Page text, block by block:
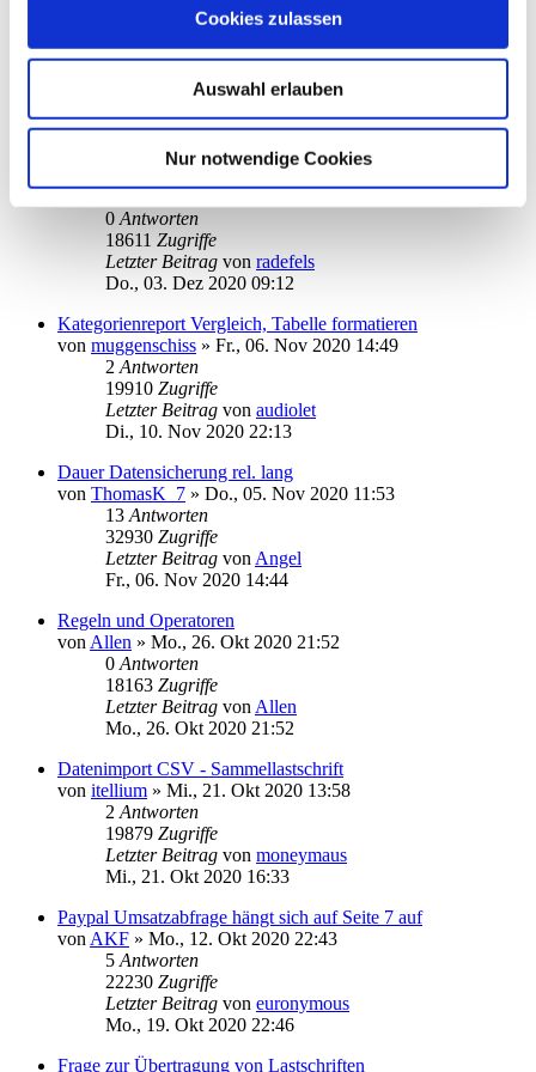
Cookies zulassen
Auswahl erlauben
Nur notwendige Cookies
Starmoney und Steuertipps
vonFamTap»Do., 03. Dez 2020 13:37
Zugriffe
Letzter BeitragvonFamTap
Fr., 04. Dez 2020 12:55
0 Antworten
18611 Zugriffe
Letzter Beitrag von radefels
Do., 03. Dez 2020 09:12
Kategorienreport Vergleich, Tabelle formatieren
von muggenschiss » Fr., 06. Nov 2020 14:49
2 Antworten
19910 Zugriffe
Letzter Beitrag von audiolet
Di., 10. Nov 2020 22:13
Dauer Datensicherung rel. lang
von ThomasK_7 » Do., 05. Nov 2020 11:53
13 Antworten
32930 Zugriffe
Letzter Beitrag von Angel
Fr., 06. Nov 2020 14:44
Regeln und Operatoren
von Allen » Mo., 26. Okt 2020 21:52
0 Antworten
18163 Zugriffe
Letzter Beitrag von Allen
Mo., 26. Okt 2020 21:52
Datenimport CSV - Sammellastschrift
von itellium » Mi., 21. Okt 2020 13:58
2 Antworten
19879 Zugriffe
Letzter Beitrag von moneymaus
Mi., 21. Okt 2020 16:33
Paypal Umsatzabfrage hängt sich auf Seite 7 auf
von AKF » Mo., 12. Okt 2020 22:43
5 Antworten
22230 Zugriffe
Letzter Beitrag von euronymous
Mo., 19. Okt 2020 22:46
Frage zur Übertragung von Lastschriften